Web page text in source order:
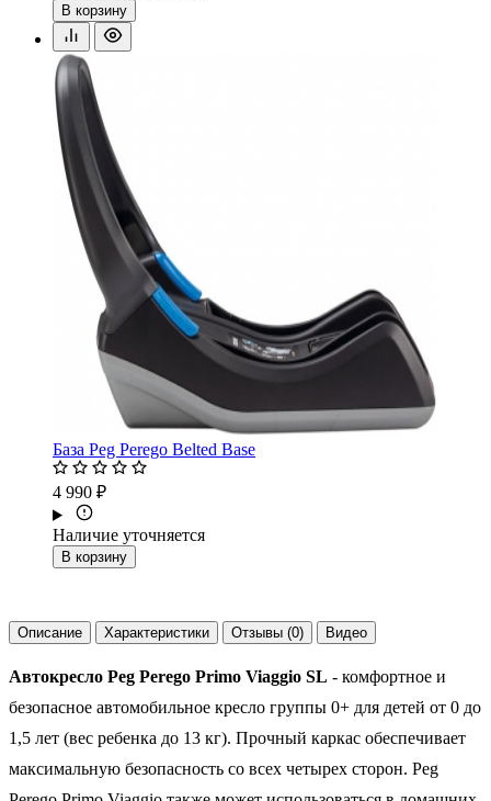
В корзину
База Peg Perego Belted Base
4 990 ₽
Наличие уточняется
В корзину
Описание Характеристики Отзывы (0) Видео
Автокресло Peg Perego Primo Viaggio SL - комфортное и
безопасное автомобильное кресло группы 0+ для детей от 0 до
1,5 лет (вес ребенка до 13 кг). Прочный каркас обеспечивает
максимальную безопасность со всех четырех сторон. Peg